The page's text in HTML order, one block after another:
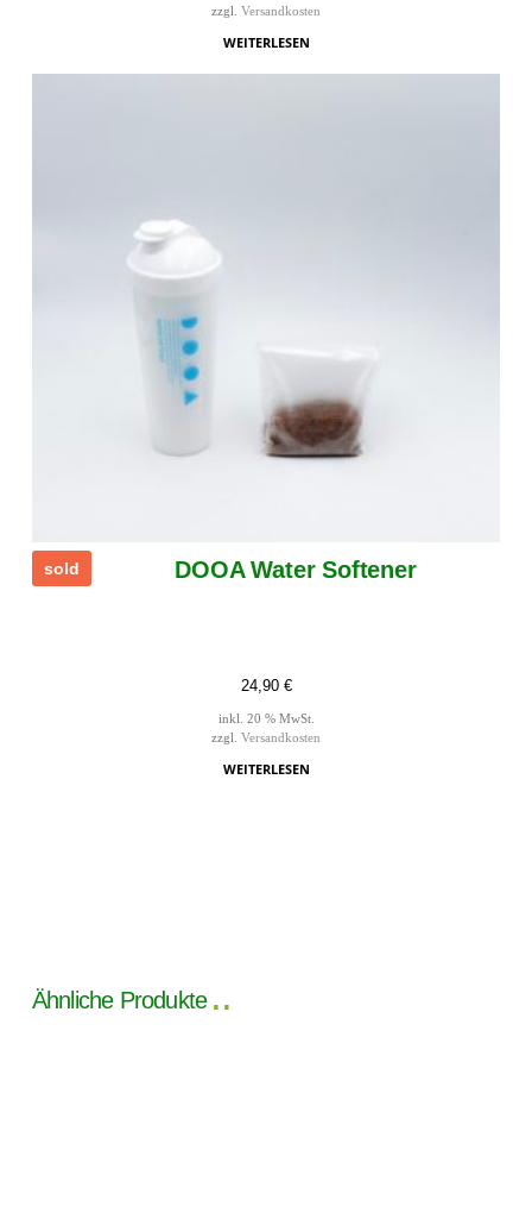
zzgl. Versandkosten
WEITERLESEN
sold DOOA Water Softener
24,90 €
inkl. 20 % MwSt.
zzgl. Versandkosten
WEITERLESEN
Ähnliche Produkte